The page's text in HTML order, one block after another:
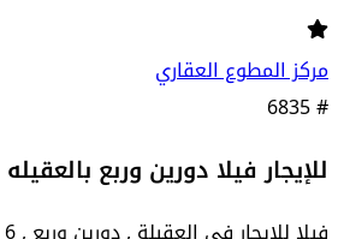
مركز المطوع العقاري
6835#
للإيجار فيلا دورين وربع بالعقيله